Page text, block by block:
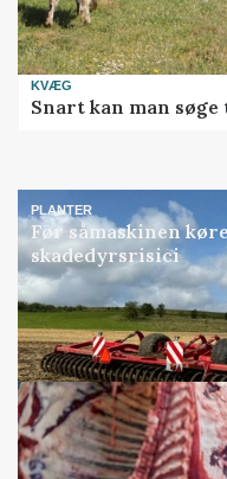
KVÆG
Snart kan man
PLANTER
Før såmaskinen
skadedyrsrisici